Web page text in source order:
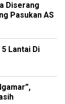
Diserang
Pasukan AS
Lantai Di